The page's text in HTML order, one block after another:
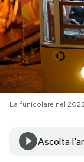
PODCAST
I MIEI
La funicolare nel
Ascolta